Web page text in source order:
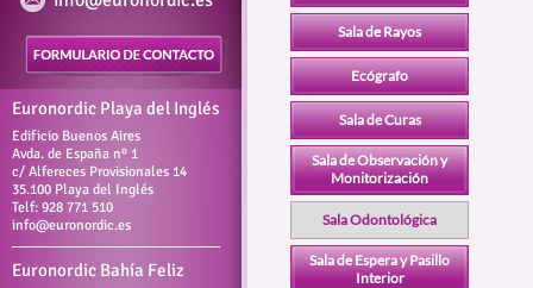
Euronordic Playa del Inglés
Edificio Buenos Aires
Avda. de España nº 1
c/ Alfereces Provisionales 14
35.100 Playa del Inglés
Telf: 928 771 510
info@euronordic.es
Euronordic Bahía Feliz
Sala de Rayos
Ecógrafo
Sala de Curas
Sala de Observación y
Monitorización
Sala Odontológica
Sala de Espera y Pasillo
Interior